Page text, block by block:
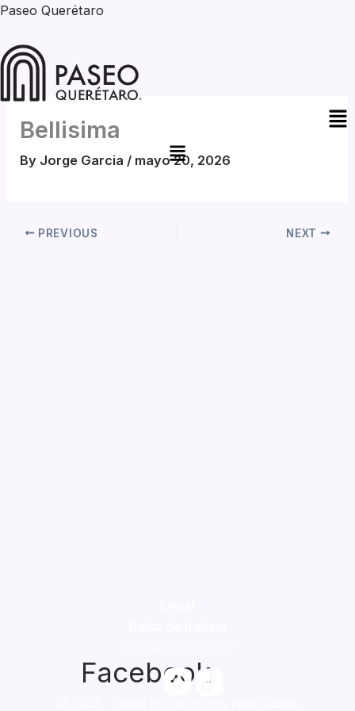
Skip
content
Paseo Querétaro
Bellisima
By Jorge Garcia / mayo 20, 2026
PREVIOUS NEXT
Facebook